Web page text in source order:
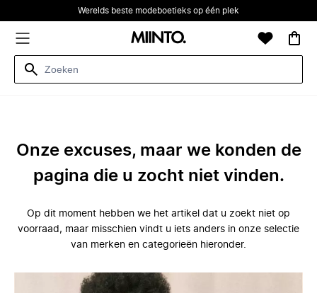
Werelds beste modeboetieks op één plek
Onze excuses, maar we konden de
pagina die u zocht niet vinden.
Op dit moment hebben we het artikel dat u zoekt niet op
voorraad, maar misschien vindt u iets anders in onze selectie
van merken en categorieën hieronder.